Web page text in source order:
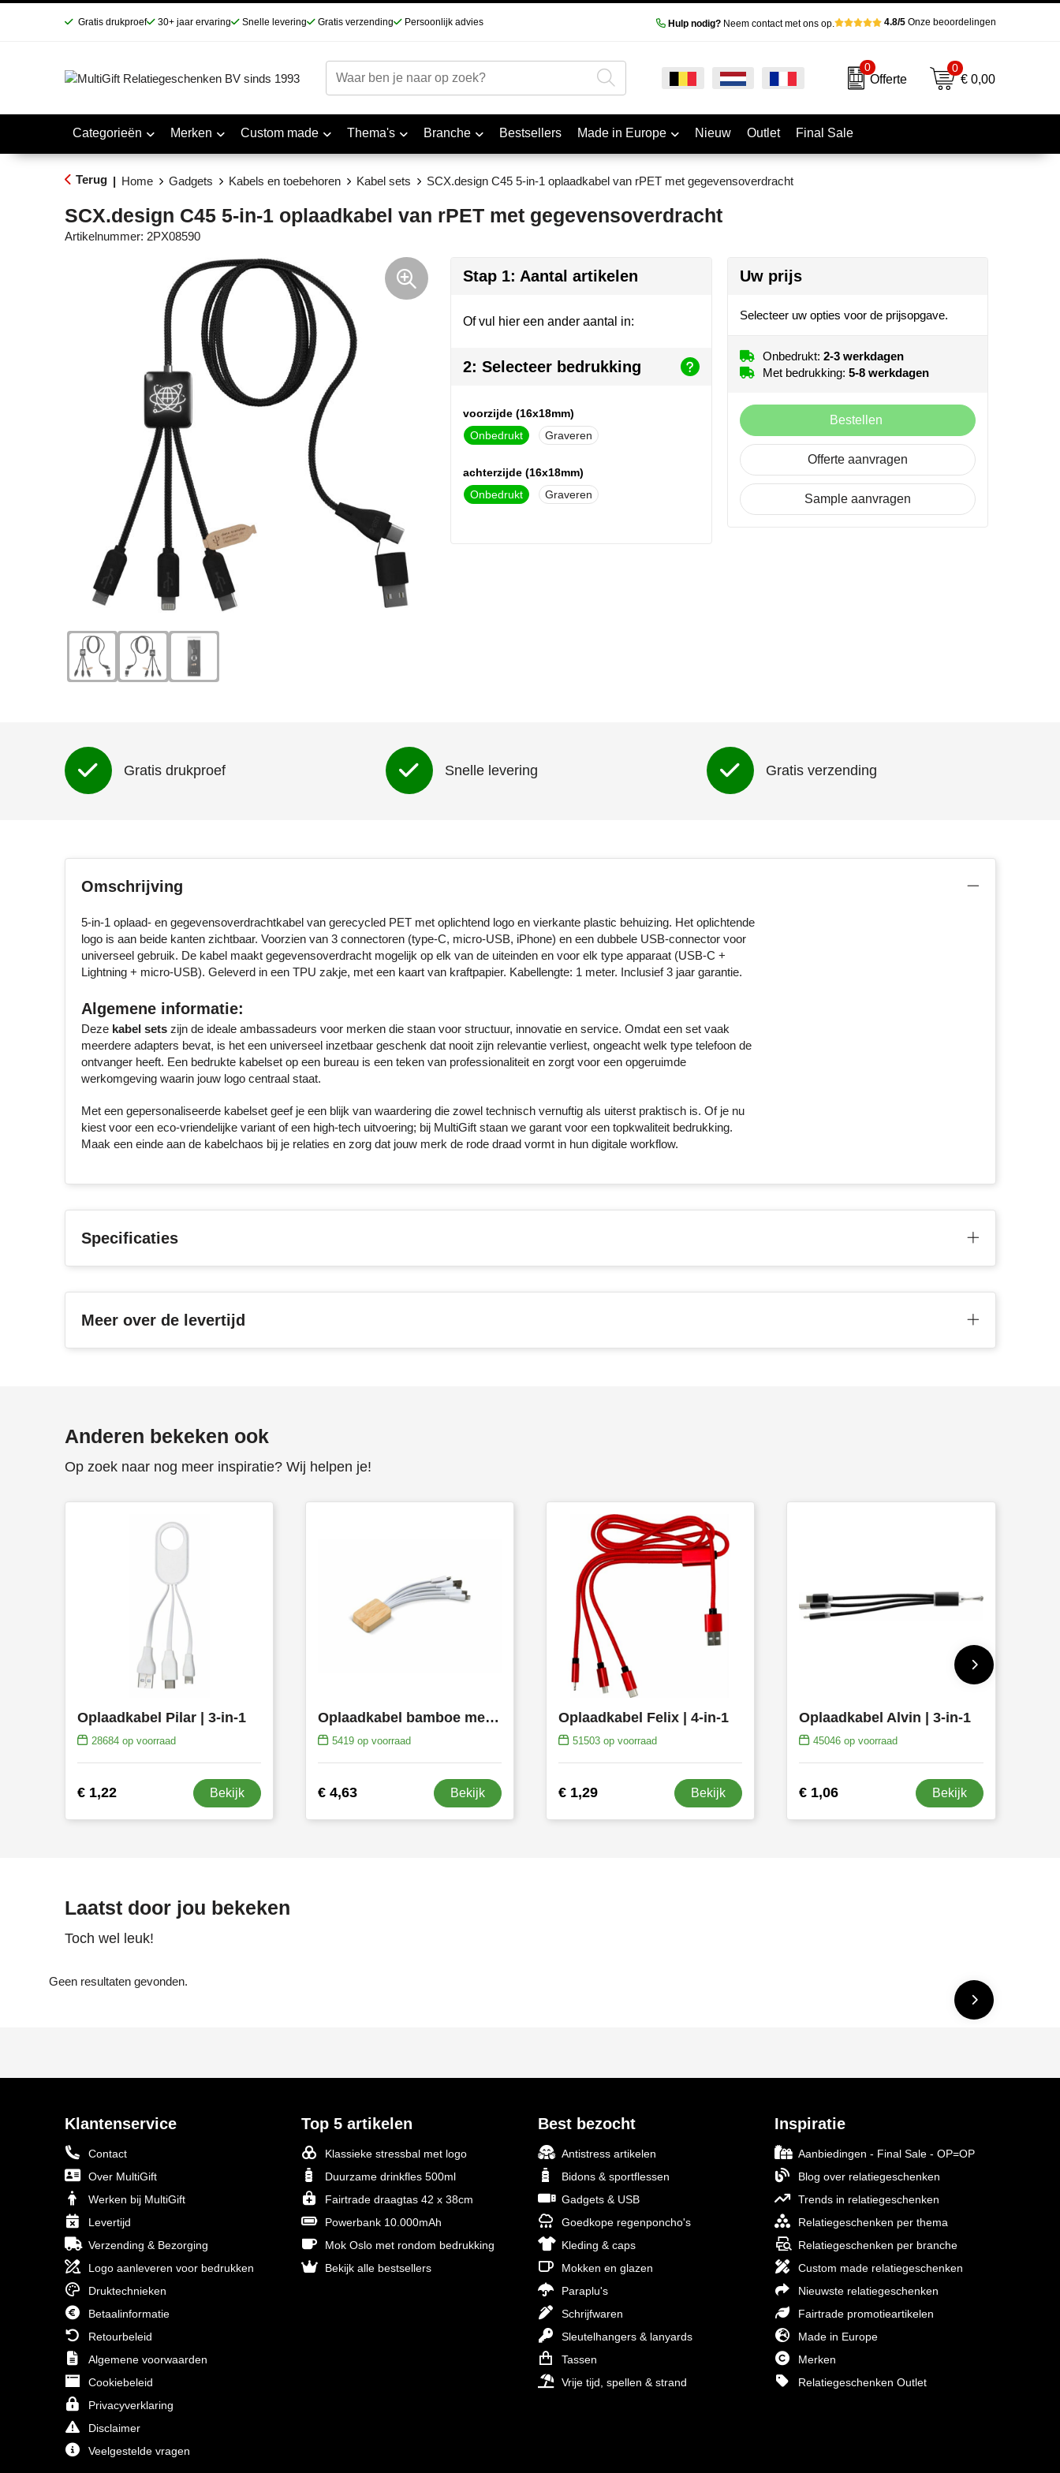
Gratis drukproef 30+ jaar ervaring Snelle levering Gratis verzending Persoonlijk advies Hulp nodig?Neem contact met ons op. 4.8/5Onze beoordelingen
0
Offerte
0
€ 0,00
Categorieën Merken Custom made Thema's Branche Bestsellers Made in Europe Nieuw Outlet Final Sale
Terug | Home Gadgets Kabels en toebehoren Kabel sets SCX.design C45 5-in-1 oplaadkabel van rPET met gegevensoverdracht
SCX.design C45 5-in-1 oplaadkabel van rPET met gegevensoverdracht
Artikelnummer: 2PX08590
Stap 1: Aantal artikelen
Of vul hier een ander aantal in:
2: Selecteer bedrukking
voorzijde (16x18mm)
Onbedrukt
Graveren
achterzijde (16x18mm)
Onbedrukt
Graveren
Uw prijs
Selecteer uw opties voor de prijsopgave.
Onbedrukt: 2-3 werkdagen
Met bedrukking: 5-8 werkdagen
Bestellen
Offerte aanvragen
Sample aanvragen
Gratis drukproef Snelle levering Gratis verzending
Omschrijving
5-in-1 oplaad- en gegevensoverdrachtkabel van gerecycled PET met oplichtend logo en vierkante plastic behuizing. Het oplichtende
logo is aan beide kanten zichtbaar. Voorzien van 3 connectoren (type-C, micro-USB, iPhone) en een dubbele USB-connector voor
universeel gebruik. De kabel maakt gegevensoverdracht mogelijk op elk van de uiteinden en voor elk type apparaat (USB-C +
Lightning + micro-USB). Geleverd in een TPU zakje, met een kaart van kraftpapier. Kabellengte: 1 meter. Inclusief 3 jaar garantie.
Algemene informatie:
Deze kabel setszijn de ideale ambassadeurs voor merken die staan voor structuur, innovatie en service. Omdat een set vaak
meerdere adapters bevat, is het een universeel inzetbaar geschenk dat nooit zijn relevantie verliest, ongeacht welk type telefoon de
ontvanger heeft. Een bedrukte kabelset op een bureau is een teken van professionaliteit en zorgt voor een opgeruimde
werkomgeving waarin jouw logo centraal staat.
Met een gepersonaliseerde kabelset geef je een blijk van waardering die zowel technisch vernuftig als uiterst praktisch is. Of je nu
kiest voor een eco-vriendelijke variant of een high-tech uitvoering; bij MultiGift staan we garant voor een topkwaliteit bedrukking.
Maak een einde aan de kabelchaos bij je relaties en zorg dat jouw merk de rode draad vormt in hun digitale workflow.
Specificaties
Meer over de levertijd
Anderen bekeken ook
Op zoek naar nog meer inspiratie? Wij helpen je!
Oplaadkabel Pilar | 3-in-1
28684op voorraad
€ 1,22 Bekijk
Oplaadkabel bamboe met R-PET
5419op voorraad
€ 4,63 Bekijk
Oplaadkabel Felix | 4-in-1
51503 op voorraad
€ 1,29 Bekijk
Oplaadkabel Alvin | 3-in-1
45046 op voorraad
€ 1,06 Bekijk
Laatst door jou bekeken
Toch wel leuk!
Geen resultaten gevonden.
Klantenservice
Contact
Over MultiGift
Werken bij MultiGift
Levertijd
Verzending & Bezorging
Logo aanleveren voor bedrukken
Druktechnieken
Betaalinformatie
Retourbeleid
Algemene voorwaarden
Cookiebeleid
Privacyverklaring
Disclaimer
Veelgestelde vragen
Top 5 artikelen
Klassieke stressbal met logo
Duurzame drinkfles 500ml
Fairtrade draagtas 42 x 38cm
Powerbank 10.000mAh
Mok Oslo met rondom bedrukking
Bekijk alle bestsellers
Best bezocht
Antistress artikelen
Bidons & sportflessen
Gadgets & USB
Goedkope regenponcho's
Kleding & caps
Mokken en glazen
Paraplu's
Schrijfwaren
Sleutelhangers & lanyards
Tassen
Vrije tijd, spellen & strand
Inspiratie
Aanbiedingen - Final Sale - OP=OP
Blog over relatiegeschenken
Trends in relatiegeschenken
Relatiegeschenken per thema
Relatiegeschenken per branche
Custom made relatiegeschenken
Nieuwste relatiegeschenken
Fairtrade promotieartikelen
Made in Europe
Merken
Relatiegeschenken Outlet